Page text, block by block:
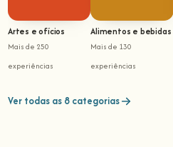
Artes e ofícios
Mais de 250
experiências
Alimentos e bebidas
Mais de 130
experiências
Ver todas as 8 categorias